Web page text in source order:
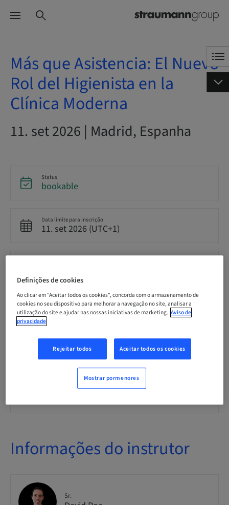
Más que Asistencia: El Nuevo
Rol del Higienista en la
Clínica Moderna
11. set 2026 | Madrid, Espanha
Status
bookable
Data limite para inscrição
11. set 2026 (UTC+1)
Pontos
0.00 Pontos
Método de entrega
Theoretical
Informações do instrutor
Sr.
Definições de cookies
Ao clicar em "Aceitar todos os cookies", concorda com o armazenamento de
cookies no seu dispositivo para melhorar a navegação no site, analisar a
utilização do site e ajudar nas nossas iniciativas de marketing. Aviso de
privacidade
Rejeitar todos Aceitar todos os cookies
Mostrar pormenores